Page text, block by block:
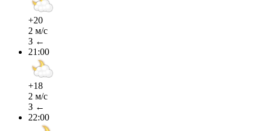
+20
2 м/с
З ←
21:00
+18
2 м/с
З ←
22:00